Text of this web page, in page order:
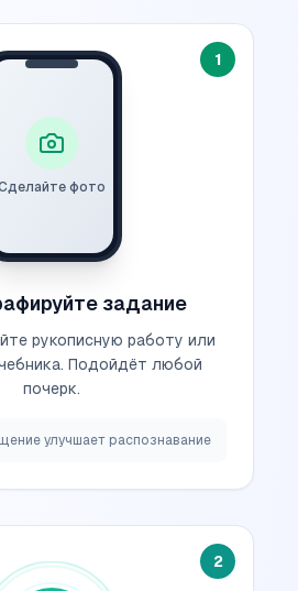
1
фото
задание
рукописную работу или
Подойдёт любой
почерк.
улучшает распознавание
2